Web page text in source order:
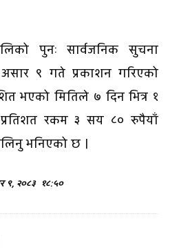
पुनः सार्वजनिक सुचना
९ गते प्रकाशन गरिएको
भएको मितिले ७ दिन भित्र १
प्रतिशत रकम ३ सय ८० रुपैयाँ
भनिएको छ ।
९, २०८३ १८:५०